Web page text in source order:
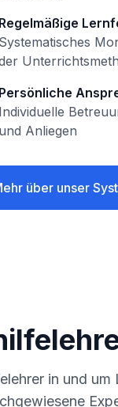
Regelmäßige
Systematisches
Persönliche
Individuelle
und Anliegen
über unser
in und um